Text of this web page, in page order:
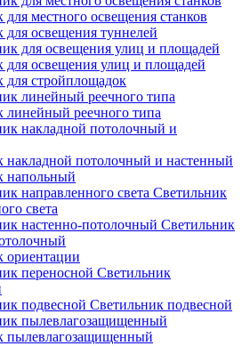
для местного освещения станков
для освещения туннелей
для освещения улиц и площадей
для стройплощадок
линейный реечного типа
накладной потолочный и настенный
напольный
Светильник
света
Светильник
ориентации
Светильник
Светильник подвесной
пылевлагозащищенный